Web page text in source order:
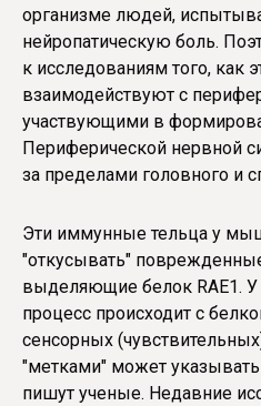
организме людей,
нейропатическую боль.
к исследованиям того, как
взаимодействуют с
участвующими в
Периферической нервной
за пределами головного и
Эти иммунные тельца у
"откусывать"
выделяющие белок RAE1. У
процесс происходит с
сенсорных
"метками" может
пишут ученые. Недавние